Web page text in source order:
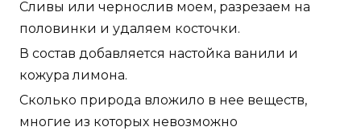
Сливы или чернослив моем, разрезаем на
половинки и удаляем косточки.
В состав добавляется настойка ванили и
кожура лимона.
Сколько природа вложило в нее веществ,
многие из которых невозможно